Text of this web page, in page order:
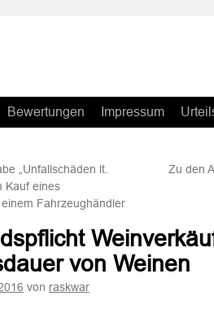
Bewertungen Impressum
„Unfallschäden lt.
Kauf eines
Fahrzeughändler
Zu den
von Weinen
von raskwar